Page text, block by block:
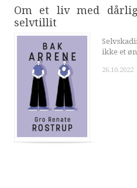
Om et liv med
selvtillit
ikke et
26.10.2022